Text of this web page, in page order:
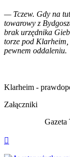
— Tczew. Gdy na
towarowy z
brak urzędnika
torze pod Klarheim,
pewnem oddaleniu.
Klarheim -
Załączniki
Gazeta